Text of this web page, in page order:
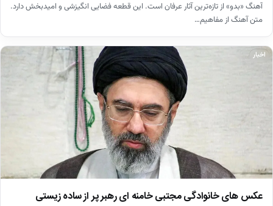
آهنگ «بدو» از تازه‌ترین آثار عرفان است. این قطعه فضایی انگیزشی و امیدبخش دارد.
متن آهنگ از مفاهیم…
اخبار
عکس های خانوادگی مجتبی خامنه ای رهبر پر از ساده زیستی